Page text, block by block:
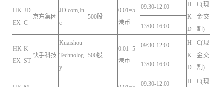
HK
EX
JD
C
京东集团
JD.com,In
c
500股
0.01=5
港币
09:30-12:00
H
K
D
C(现
金交
割)
13:00-16:00
HK
EX
K
ST
快手科技
Kuaishou
Technolog
y
500股
0.01=5
港币
09:30-12:00
H
K
D
C(现
金交
割)
13:00-16:00
09:30-12:00 H C(现